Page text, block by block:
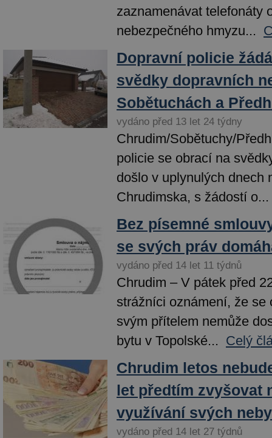
zaznamenávat telefonáty
nebezpečného hmyzu...
Dopravní policie
svědky dopravních
Sobětuchách a
vydáno před 13 let 24 týdny
Chrudim/Sobětuchy/
policie se obrací na
došlo v uplynulých dnech
Chrudimska, s žádostí o...
Bez písemné
se svých práv
vydáno před 14 let 11 týdnů
Chrudim – V pátek před
strážníci oznámení, že se
svým přítelem nemůže
bytu v Topolské... Celý
Chrudim letos
let předtím zvyšovat
využívání svých
vydáno před 14 let 27 týdnů